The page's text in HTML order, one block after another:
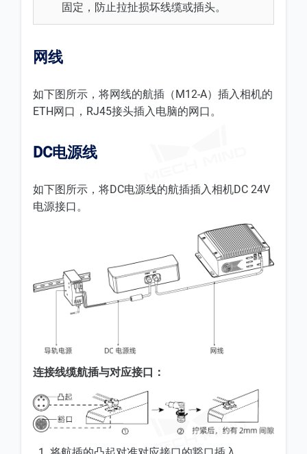
固定，防止拉扯损坏线缆或插头。
网线
如下图所示，将网线的航插（M12-A）插入相机的
ETH网口，RJ45接头插入电脑的网口。
DC电源线
如下图所示，将DC电源线的航插插入相机DC 24V
电源接口。
连接线缆航插与对应接口：